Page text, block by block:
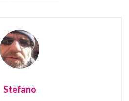
Stefano